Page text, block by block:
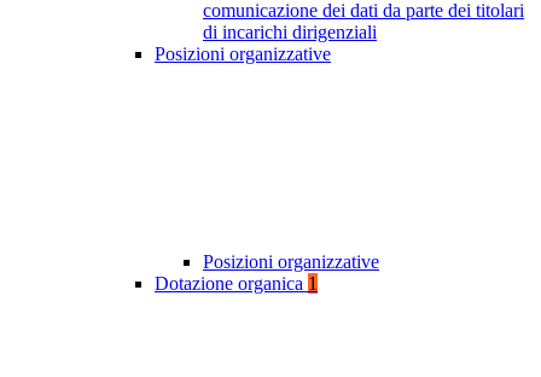
comunicazione dei dati da parte dei titolari
di incarichi dirigenziali
Posizioni organizzative
Posizioni organizzative
Dotazione organica 1